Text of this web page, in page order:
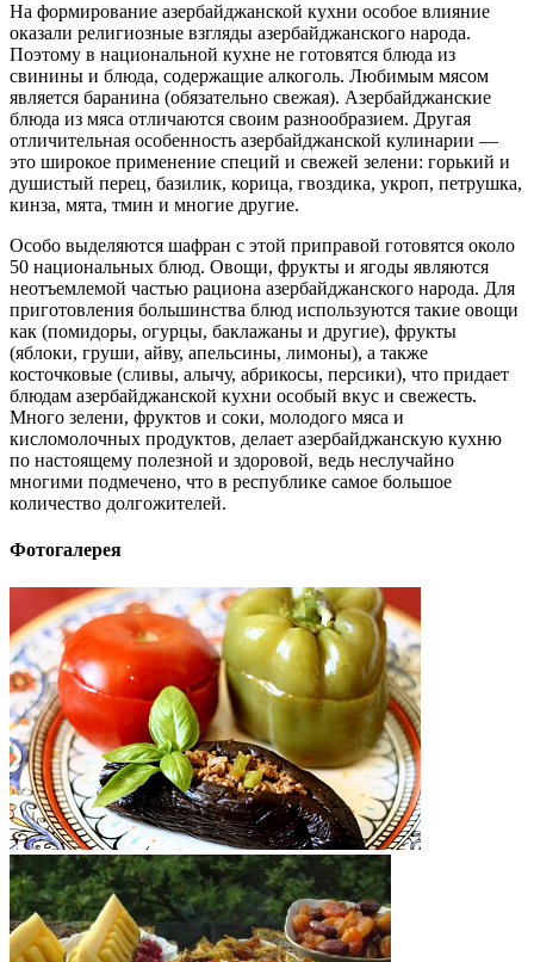
На формирование азербайджанской кухни особое влияние
оказали религиозные взгляды азербайджанского народа.
Поэтому в национальной кухне не готовятся блюда из
свинины и блюда, содержащие алкоголь. Любимым мясом
является баранина (обязательно свежая). Азербайджанские
блюда из мяса отличаются своим разнообразием. Другая
отличительная особенность азербайджанской кулинарии —
это широкое применение специй и свежей зелени: горький и
душистый перец, базилик, корица, гвоздика, укроп, петрушка,
кинза, мята, тмин и многие другие.
Особо выделяются шафран с этой приправой готовятся около
50 национальных блюд. Овощи, фрукты и ягоды являются
неотъемлемой частью рациона азербайджанского народа. Для
приготовления большинства блюд используются такие овощи
как (помидоры, огурцы, баклажаны и другие), фрукты
(яблоки, груши, айву, апельсины, лимоны), а также
косточковые (сливы, алычу, абрикосы, персики), что придает
блюдам азербайджанской кухни особый вкус и свежесть.
Много зелени, фруктов и соки, молодого мяса и
кисломолочных продуктов, делает азербайджанскую кухню
по настоящему полезной и здоровой, ведь неслучайно
многими подмечено, что в республике самое большое
количество долгожителей.
Фотогалерея